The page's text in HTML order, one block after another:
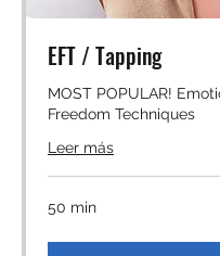
EFT / Tapping
MOST POPULAR!
Freedom Techniques
Leer más
50 min